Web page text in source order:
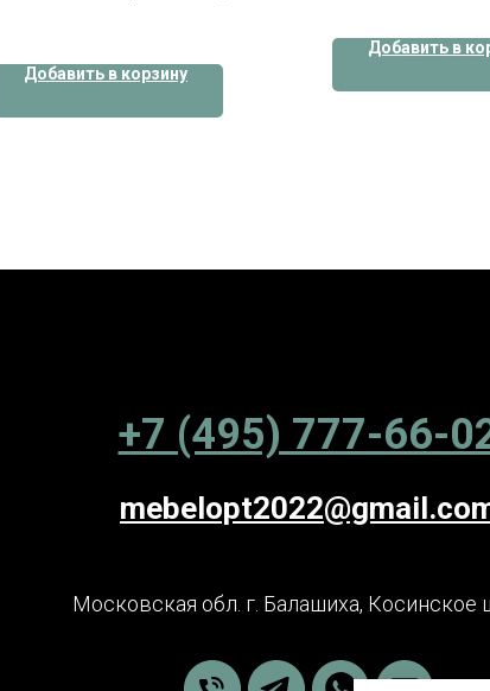
Добавить в корзину
Добавить в
+7 (495) 777-66-
Московская обл. г. Балашиха, Косинское